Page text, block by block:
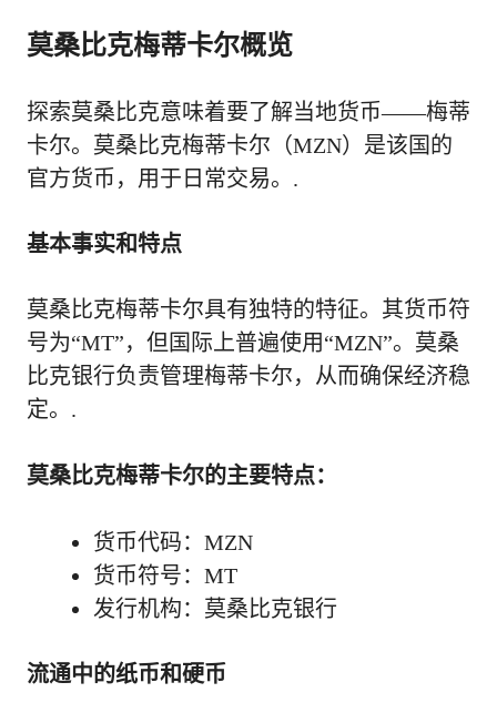
莫桑比克梅蒂卡尔概览
探索莫桑比克意味着要了解当地货币——梅蒂
卡尔。莫桑比克梅蒂卡尔（MZN）是该国的
官方货币，用于日常交易。.
基本事实和特点
莫桑比克梅蒂卡尔具有独特的特征。其货币符
号为“MT”，但国际上普遍使用“MZN”。莫桑
比克银行负责管理梅蒂卡尔，从而确保经济稳
定。.
莫桑比克梅蒂卡尔的主要特点：
货币代码：MZN
货币符号：MT
发行机构：莫桑比克银行
流通中的纸币和硬币